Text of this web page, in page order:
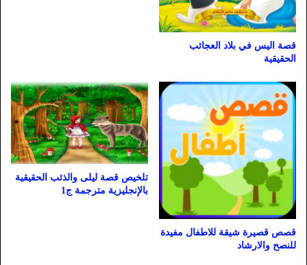
قصة اليس في بلاد العجائب
الحقيقية
قصص قصيرة شيقة للاطفال مفيدة
للنصح والارشاد
تلخيص قصة ليلى والذئب الحقيقية
بالإنجليزية مترجمة ج1